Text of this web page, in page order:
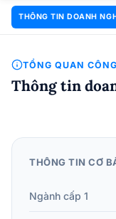
THÔNG TIN DOANH
TỔNG QUAN
Thông tin
THÔNG TIN CƠ
Ngành cấp 1